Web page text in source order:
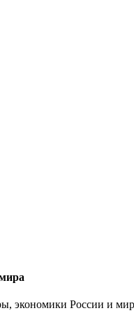
экономики России и